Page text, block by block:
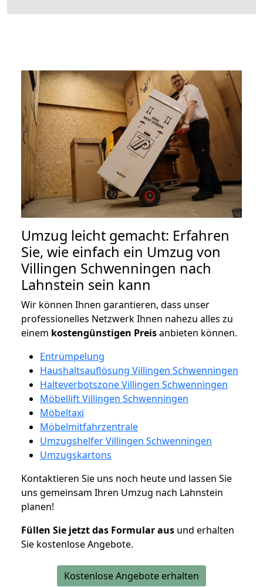
Umzug leicht gemacht: Erfahren
Sie, wie einfach ein Umzug von
Villingen Schwenningen nach
Lahnstein sein kann
Wir können Ihnen garantieren, dass unser
professionelles Netzwerk Ihnen nahezu alles zu
einem kostengünstigen Preisanbieten können.
Entrümpelung
Haushaltsauflösung Villingen Schwenningen
Halteverbotszone Villingen Schwenningen
Möbellift Villingen Schwenningen
Möbeltaxi
Möbelmitfahrzentrale
Umzugshelfer Villingen Schwenningen
Umzugskartons
Kontaktieren Sie uns noch heute und lassen Sie
uns gemeinsam Ihren Umzug nach Lahnstein
planen!
Füllen Sie jetzt das Formular aus und erhalten
Sie kostenlose Angebote.
Kostenlose Angebote erhalten